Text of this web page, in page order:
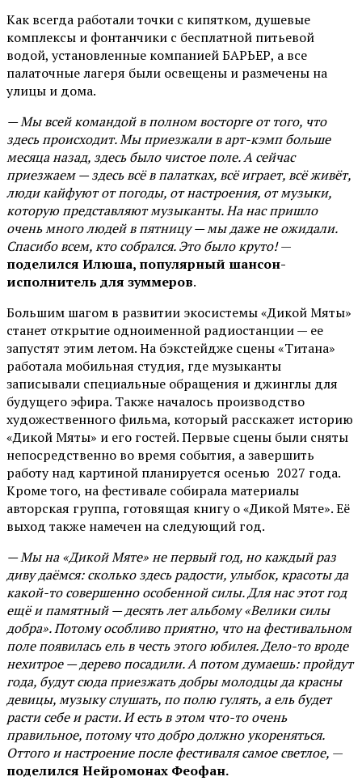
Как всегда работали точки с кипятком, душевые
комплексы и фонтанчики с бесплатной питьевой
водой, установленные компанией БАРЬЕР, а все
палаточные лагеря были освещены и размечены на
улицы и дома.
— Мы всей командой в полном восторге от того, что
здесь происходит. Мы приезжали в арт-кэмп больше
месяца назад, здесь было чистое поле. А сейчас
приезжаем — здесь всё в палатках, всё играет, всё живёт,
люди кайфуют от погоды, от настроения, от музыки,
которую представляют музыканты. На нас пришло
очень много людей в пятницу — мы даже не ожидали.
Спасибо всем, кто собрался. Это было круто!—
поделился Илюша, популярный шансон-
исполнитель для зуммеров.
Большим шагом в развитии экосистемы «Дикой Мяты»
станет открытие одноименной радиостанции — ее
запустят этим летом. На бэкстейдже сцены «Титана»
работала мобильная студия, где музыканты
записывали специальные обращения и джинглы для
будущего эфира. Также началось производство
художественного фильма, который расскажет историю
«Дикой Мяты» и его гостей. Первые сцены были сняты
непосредственно во время события, а завершить
работу над картиной планируется осенью 2027 года.
Кроме того, на фестивале собирала материалы
авторская группа, готовящая книгу о «Дикой Мяте». Её
выход также намечен на следующий год.
— Мы на «Дикой Мяте» не первый год, но каждый раз
диву даёмся: сколько здесь радости, улыбок, красоты да
какой-то совершенно особенной силы. Для нас этот год
ещё и памятный — десять лет альбому «Велики силы
добра». Потому особливо приятно, что на фестивальном
поле появилась ель в честь этого юбилея. Дело-то вроде
нехитрое — дерево посадили. А потом думаешь: пройдут
года, будут сюда приезжать добры молодцы да красны
девицы, музыку слушать, по полю гулять, а ель будет
расти себе и расти. И есть в этом что-то очень
правильное, потому что добро должно укореняться.
Оттого и настроение после фестиваля самое светлое, —
поделился Нейромонах Феофан.